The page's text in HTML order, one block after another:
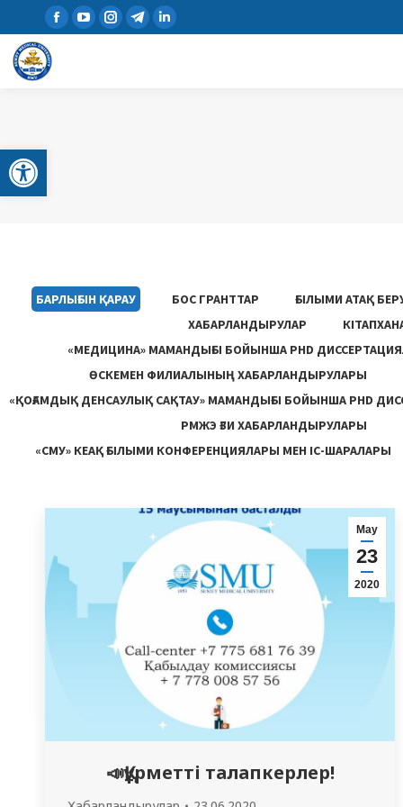
Open toolbar
БАРЛЫҒЫН ҚАРАУ БОС ГРАНТТАР
ҒЫЛЫМИ АТАҚ
ХАБАРЛАНДЫРУЛАР
«МЕДИЦИНА» МАМАНДЫҒЫ БОЙЫНША PHD
ӨСКЕМЕН ФИЛИАЛЫНЫҢ ХАБАРЛАНДЫРУЛАРЫ
«ҚОҒАМДЫҚ ДЕНСАУЛЫҚ САҚТАУ» МАМАНДЫҒЫ БОЙЫНША PHD
РМЖЭ ҒЗИ ХАБАРЛАНДЫРУЛАРЫ
«СМУ» КЕАҚ ҒЫЛЫМИ КОНФЕРЕНЦИЯЛАРЫ МЕН ІС-ШАРАЛАРЫ
Мау
23
2020
📣Құрметті талапкерлер!